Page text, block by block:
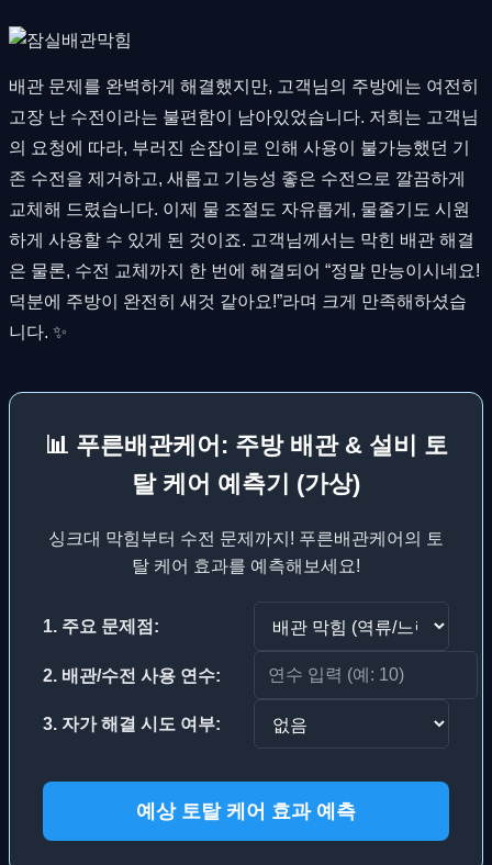
배관 문제를 완벽하게 해결했지만, 고객님의 주방에는 여전히
고장 난 수전이라는 불편함이 남아있었습니다. 저희는 고객님
의 요청에 따라, 부러진 손잡이로 인해 사용이 불가능했던 기
존 수전을 제거하고, 새롭고 기능성 좋은 수전으로 깔끔하게
교체해 드렸습니다. 이제 물 조절도 자유롭게, 물줄기도 시원
하게 사용할 수 있게 된 것이죠. 고객님께서는 막힌 배관 해결
은 물론, 수전 교체까지 한 번에 해결되어 “정말 만능이시네요!
덕분에 주방이 완전히 새것 같아요!”라며 크게 만족해하셨습
니다. ✨
📊 푸른배관케어: 주방 배관 & 설비 토
탈 케어 예측기 (가상)
싱크대 막힘부터 수전 문제까지! 푸른배관케어의 토
탈 케어 효과를 예측해보세요!
1. 주요 문제점:
2. 배관/수전 사용 연수:
3. 자가 해결 시도 여부:
예상 토탈 케어 효과 예측